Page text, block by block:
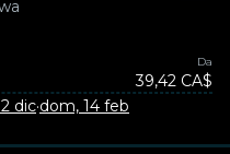
Da
39,42 CA$
dic·dom, 14 feb